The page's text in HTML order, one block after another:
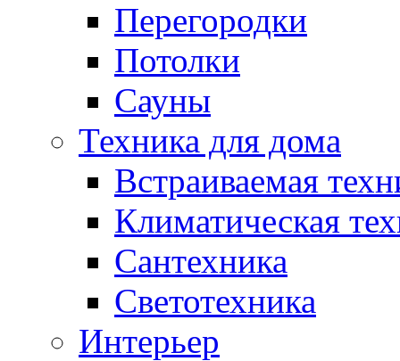
Перегородки
Потолки
Сауны
Техника для дома
Встраиваемая
Климатическая
Сантехника
Светотехника
Интерьер